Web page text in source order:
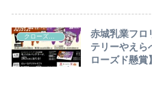
赤城乳業フロ
テリーやえら
ローズド懸賞